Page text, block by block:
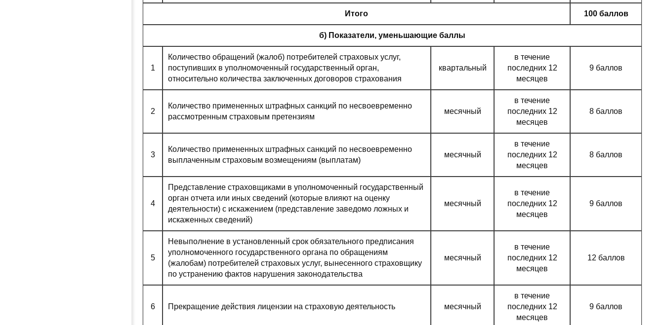
Итого 100 баллов
б) Показатели, уменьшающие баллы
1
Количество обращений (жалоб) потребителей страховых услуг,
поступивших в уполномоченный государственный орган,
относительно количества заключенных договоров страхования
квартальный
в течение
последних 12
месяцев
9 баллов
2
Количество примененных штрафных санкций по несвоевременно
рассмотренным страховым претензиям
месячный
в течение
последних 12
месяцев
8 баллов
3
Количество примененных штрафных санкций по несвоевременно
выплаченным страховым возмещениям (выплатам)
месячный
в течение
последних 12
месяцев
8 баллов
4
Представление страховщиками в уполномоченный государственный
орган отчета или иных сведений (которые влияют на оценку
деятельности) с искажением (представление заведомо ложных и
искаженных сведений)
месячный
в течение
последних 12
месяцев
9 баллов
5
Невыполнение в установленный срок обязательного предписания
уполномоченного государственного органа по обращениям
(жалобам) потребителей страховых услуг, вынесенного страховщику
по устранению фактов нарушения законодательства
месячный
в течение
последних 12
месяцев
12 баллов
6 Прекращение действия лицензии на страховую деятельность месячный
в течение
последних 12
месяцев
9 баллов